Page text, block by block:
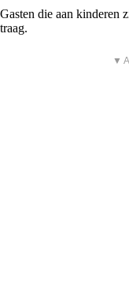
Gasten die aan kinderen
traag.
▼